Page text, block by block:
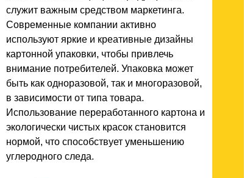
служит важным средством маркетинга.
Современные компании активно
используют яркие и креативные дизайны
картонной упаковки, чтобы привлечь
внимание потребителей. Упаковка может
быть как одноразовой, так и многоразовой,
в зависимости от типа товара.
Использование переработанного картона и
экологически чистых красок становится
нормой, что способствует уменьшению
углеродного следа.